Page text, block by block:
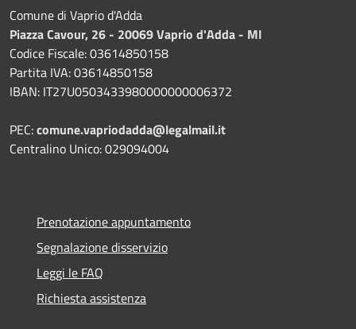
Comune di Vaprio d'Adda
Piazza Cavour, 26 - 20069 Vaprio d'Adda - MI
Codice Fiscale: 03614850158
Partita IVA: 03614850158
IBAN: IT27U0503433980000000006372
PEC:comune.vapriodadda@legalmail.it
Centralino Unico: 029094004
Prenotazione appuntamento
Segnalazione disservizio
Leggi le FAQ
Richiesta assistenza